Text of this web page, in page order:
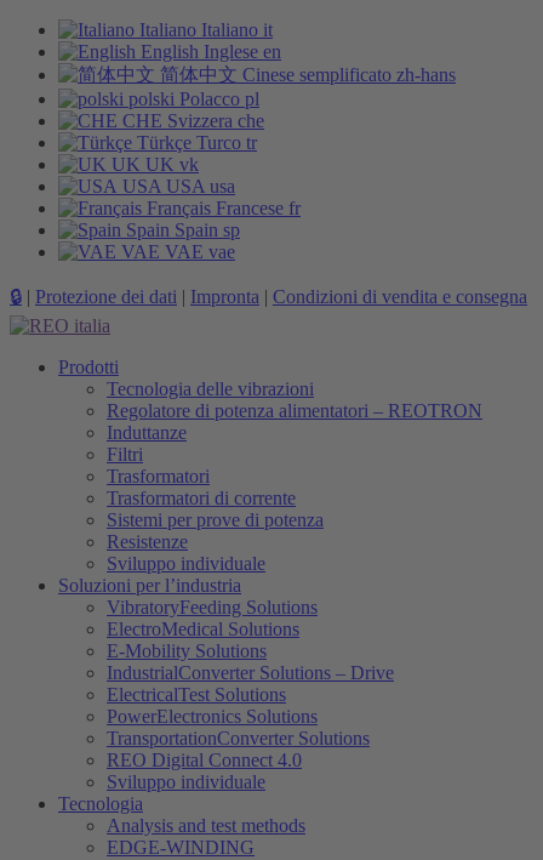
Italiano Italiano it
English Inglese en
简体中文 Cinese semplificato zh-hans
polski Polacco pl
CHE Svizzera che
Türkçe Turco tr
UK UK vk
USA USA usa
Français Francese fr
Spain Spain sp
VAE VAE vae
🔒 | Protezione dei dati | Impronta | Condizioni di vendita e consegna
Prodotti
Tecnologia delle vibrazioni
Regolatore di potenza alimentatori – REOTRON
Induttanze
Filtri
Trasformatori
Trasformatori di corrente
Sistemi per prove di potenza
Resistenze
Sviluppo individuale
Soluzioni per l’industria
VibratoryFeeding Solutions
ElectroMedical Solutions
E-Mobility Solutions
IndustrialConverter Solutions – Drive
ElectricalTest Solutions
PowerElectronics Solutions
TransportationConverter Solutions
REO Digital Connect 4.0
Sviluppo individuale
Tecnologia
Analysis and test methods
EDGE-WINDING